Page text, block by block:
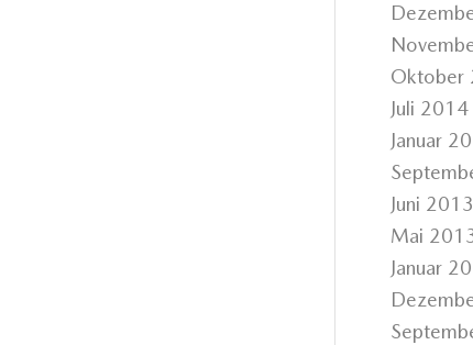
Oktober
Juli 2014
Januar
Juni 2013
Mai
Januar